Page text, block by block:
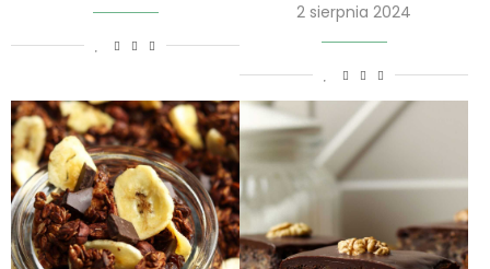
2 sierpnia 2024